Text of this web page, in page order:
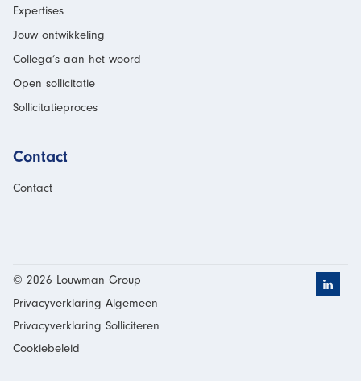
Expertises
Jouw ontwikkeling
Collega’s aan het woord
Open sollicitatie
Sollicitatieproces
Contact
Contact
© 2026 Louwman Group
Privacyverklaring Algemeen
Privacyverklaring Solliciteren
Cookiebeleid
Klik